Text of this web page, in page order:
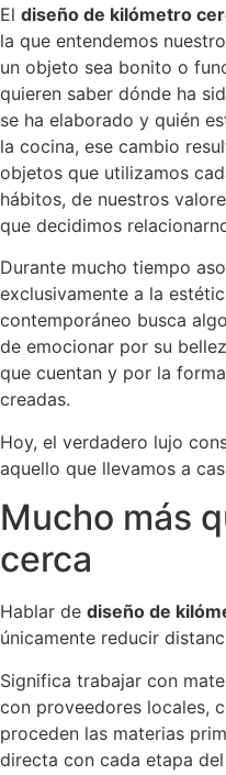
El diseño de kilómetro
la que entendemos
un objeto sea bonito o
quieren saber dónde ha
se ha elaborado y quién
la cocina, ese cambio
objetos que utilizamos
hábitos, de nuestros
que decidimos
Durante mucho tiempo
exclusivamente a la
contemporáneo busca
de emocionar por su
que cuentan y por la
creadas.
Hoy, el verdadero lujo
aquello que llevamos a
Mucho más
cerca
Hablar de diseño de
únicamente reducir
Significa trabajar con
con proveedores locales,
proceden las materias
directa con cada etapa